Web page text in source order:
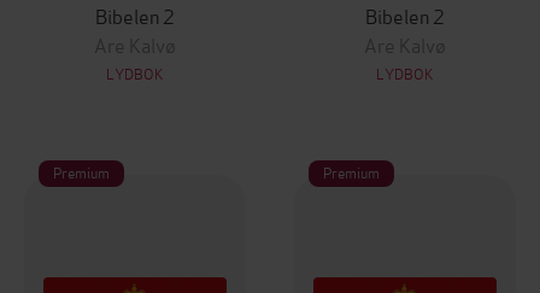
Bibelen 2
Are Kalvø
LYDBOK
Bibelen 2
Are Kalvø
LYDBOK
Premium Premium